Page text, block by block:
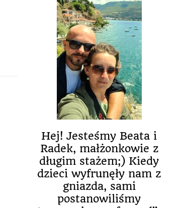
Hej! Jesteśmy Beata i
Radek, małżonkowie z
długim stażem;) Kiedy
dzieci wyfrunęły nam z
gniazda, sami
postanowiliśmy